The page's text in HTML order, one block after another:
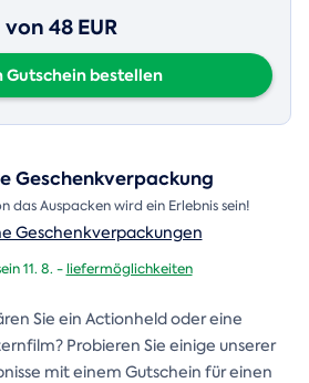
von 48 EUR
Gutschein bestellen
Geschenkverpackung
das Auspacken wird ein Erlebnis sein!
Geschenkverpackungen
11. 8. -liefermöglichkeiten
Sie ein Actionheld oder eine
Probieren Sie einige unserer
mit einem Gutschein für einen